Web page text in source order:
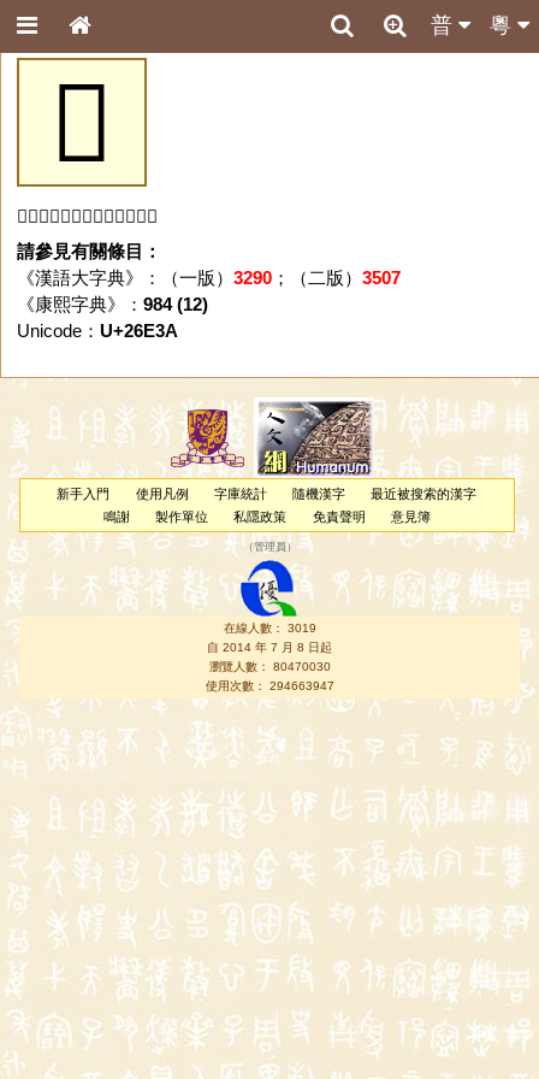
粵
普
𦸺
「𦸺」字未收錄於本資料庫。
請參見有關條目：
《漢語大字典》：（一版） 3290；（二版） 3507
《康熙字典》： 984 (12)
Unicode： U+26E3A
新手入門 使用凡例 字庫統計 隨機漢字
最近被搜索的漢字
鳴謝
製作單位 私隱政策 免責聲明 意見簿
（管理員 ）
在線人數： 3019
自 2014 年 7 月 8 日起
瀏覽人數： 80470030
使用次數： 294663947